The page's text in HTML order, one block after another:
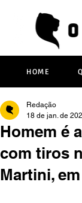
HOME
Homem é
com tiros
Martini,
Redação
18 de jan. de